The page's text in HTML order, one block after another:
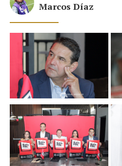
Marcos Díaz